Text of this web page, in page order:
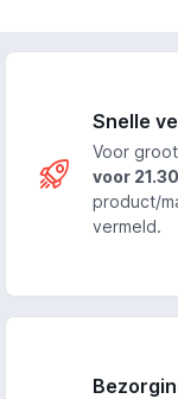
Snelle
Voor
voor
product/
vermeld.